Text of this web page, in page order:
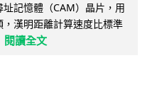
記憶體（CAM）晶片，用
漢明距離計算速度比標準
閱讀全文